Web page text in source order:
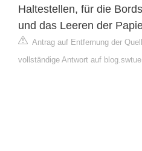
Haltestellen, für die
und das Leeren der
Antrag auf Entfernung der
vollständige Antwort auf